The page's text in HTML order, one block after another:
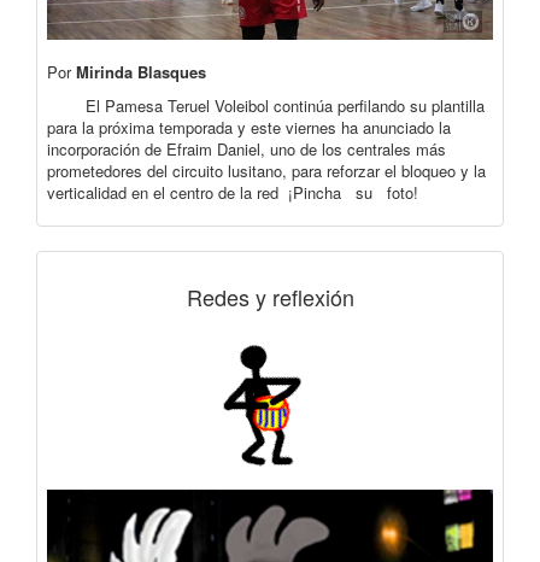
PorMirinda Blasques
El Pamesa Teruel Voleibol continúa perfilando su plantilla
para la próxima temporada y este viernes ha anunciado la
incorporación de Efraim Daniel, uno de los centrales más
prometedores del circuito lusitano, para reforzar el bloqueo y la
verticalidad en el centro de la red ¡Pincha su foto!
Redes y reflexión